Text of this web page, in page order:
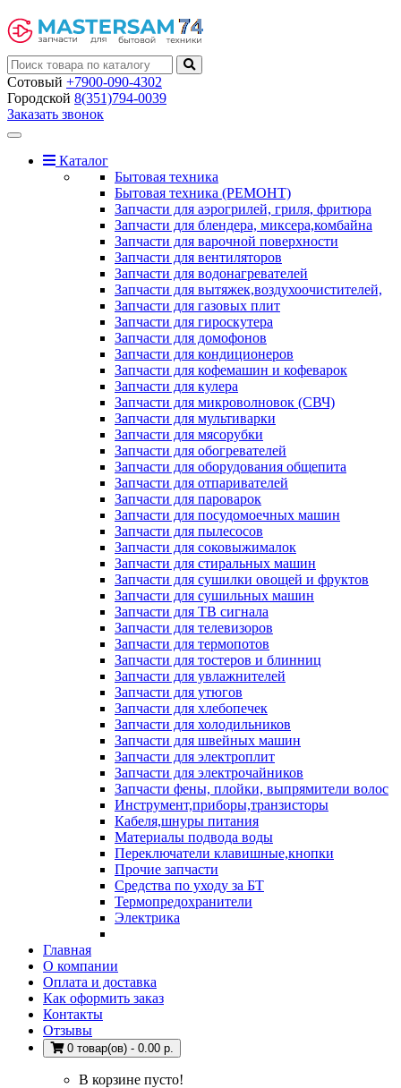
Сотовый +7900-090-4302
Городской 8(351)794-0039
Заказать звонок
Toggle
navigationКаталог
Бытовая техника
Бытовая техника (РЕМОНТ)
Запчасти для аэрогрилей, гриля, фритюра
Запчасти для блендера, миксера,комбайна
Запчасти для варочной поверхности
Запчасти для вентиляторов
Запчасти для водонагревателей
Запчасти для вытяжек,воздухоочистителей,
Запчасти для газовых плит
Запчасти для гироскутера
Запчасти для домофонов
Запчасти для кондиционеров
Запчасти для кофемашин и кофеварок
Запчасти для кулера
Запчасти для микроволновок (СВЧ)
Запчасти для мультиварки
Запчасти для мясорубки
Запчасти для обогревателей
Запчасти для оборудования общепита
Запчасти для отпаривателей
Запчасти для пароварок
Запчасти для посудомоечных машин
Запчасти для пылесосов
Запчасти для соковыжималок
Запчасти для стиральных машин
Запчасти для сушилки овощей и фруктов
Запчасти для сушильных машин
Запчасти для ТВ сигнала
Запчасти для телевизоров
Запчасти для термопотов
Запчасти для тостеров и блинниц
Запчасти для увлажнителей
Запчасти для утюгов
Запчасти для хлебопечек
Запчасти для холодильников
Запчасти для швейных машин
Запчасти для электроплит
Запчасти для электрочайников
Запчасти фены, плойки, выпрямители волос
Инструмент,приборы,транзисторы
Кабеля,шнуры питания
Материалы подвода воды
Переключатели клавишные,кнопки
Прочие запчасти
Средства по уходу за БТ
Термопредохранители
Электрика
Главная
О компании
Оплата и доставка
Как оформить заказ
Контакты
Отзывы
0 товар(ов) - 0.00 р.
В корзине пусто!